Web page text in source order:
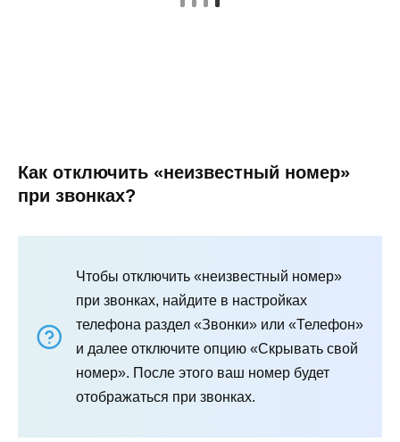
Как отключить «неизвестный номер»
при звонках?
Чтобы отключить «неизвестный номер»
при звонках, найдите в настройках
телефона раздел «Звонки» или «Телефон»
и далее отключите опцию «Скрывать свой
номер». После этого ваш номер будет
отображаться при звонках.